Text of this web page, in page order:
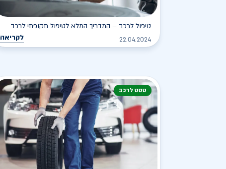
טיפול לרכב – המדריך המלא לטיפול תקופתי לרכב
22.04.2024 לקריאה
טסט לרכב